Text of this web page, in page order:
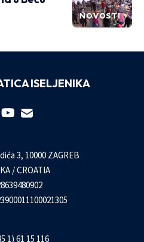
NOVOSTI
ISELJENIKA
3, 10000 ZAGREB
/ CROATIA
1) 61 15 116